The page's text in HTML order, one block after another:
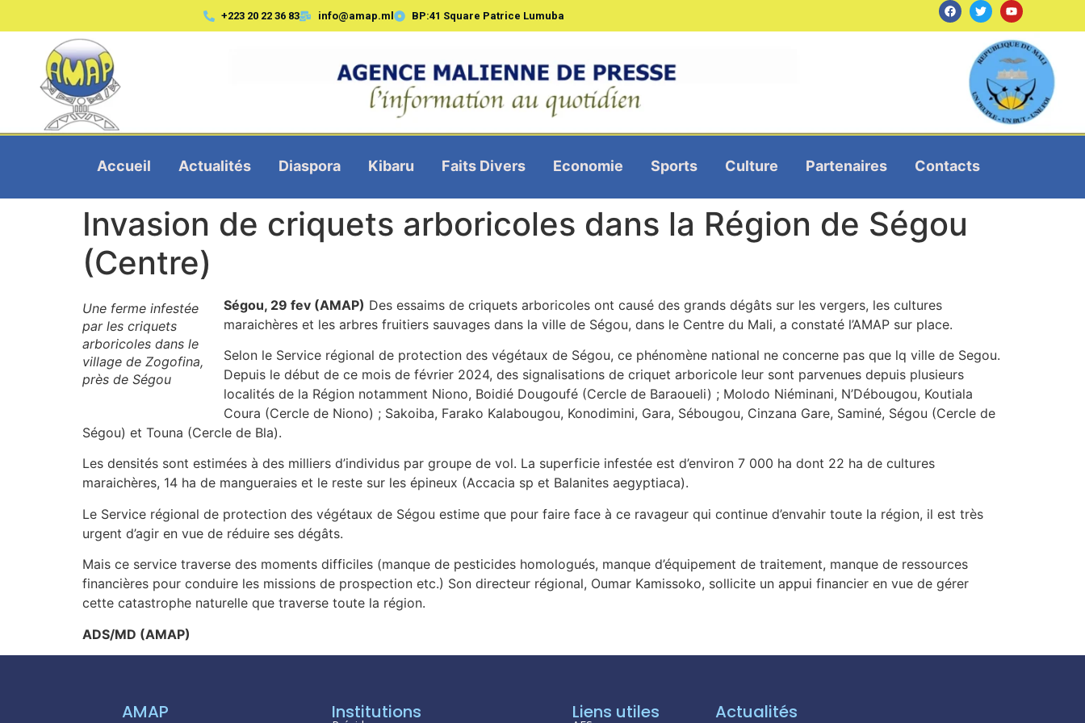
+223 20 22 36 83 info@amap.ml BP:41 Square Patrice Lumuba
Accueil Actualités Diaspora Kibaru Faits Divers Economie Sports Culture Partenaires Contacts
Invasion de criquets arboricoles dans la Région de Ségou
(Centre)
Une ferme infestée
par les criquets
arboricoles dans le
village de Zogofina,
près de Ségou
Ségou, 29 fev (AMAP) Des essaims de criquets arboricoles ont causé des grands dégâts sur les vergers, les cultures
maraichères et les arbres fruitiers sauvages dans la ville de Ségou, dans le Centre du Mali, a constaté l’AMAP sur place.
Selon le Service régional de protection des végétaux de Ségou, ce phénomène national ne concerne pas que lq ville de Segou.
Depuis le début de ce mois de février 2024, des signalisations de criquet arboricole leur sont parvenues depuis plusieurs
localités de la Région notamment Niono, Boidié Dougoufé (Cercle de Baraoueli) ; Molodo Niéminani, N’Débougou, Koutiala
Coura (Cercle de Niono) ; Sakoiba, Farako Kalabougou, Konodimini, Gara, Sébougou, Cinzana Gare, Saminé, Ségou (Cercle de
Ségou) et Touna (Cercle de Bla).
Les densités sont estimées à des milliers d’individus par groupe de vol. La superficie infestée est d’environ 7 000 ha dont 22 ha de cultures
maraichères, 14 ha de mangueraies et le reste sur les épineux (Accacia sp et Balanites aegyptiaca).
Le Service régional de protection des végétaux de Ségou estime que pour faire face à ce ravageur qui continue d’envahir toute la région, il est très
urgent d’agir en vue de réduire ses dégâts.
Mais ce service traverse des moments difficiles (manque de pesticides homologués, manque d’équipement de traitement, manque de ressources
financières pour conduire les missions de prospection etc.) Son directeur régional, Oumar Kamissoko, sollicite un appui financier en vue de gérer
cette catastrophe naturelle que traverse toute la région.
ADS/MD (AMAP)
AMAP Institutions Liens utiles Actualités